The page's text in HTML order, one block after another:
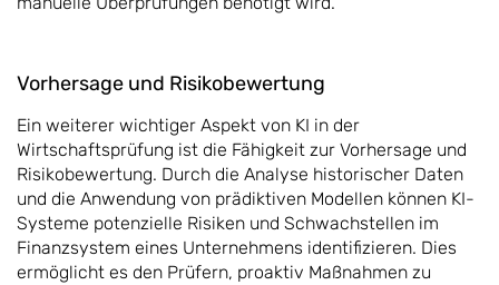
Vorhersage und Risikobewertung
Ein weiterer wichtiger Aspekt von KI in der
Wirtschaftsprüfung ist die Fähigkeit zur Vorhersage und
Risikobewertung. Durch die Analyse historischer Daten
und die Anwendung von prädiktiven Modellen können KI-
Systeme potenzielle Risiken und Schwachstellen im
Finanzsystem eines Unternehmens identifizieren. Dies
ermöglicht es den Prüfern, proaktiv Maßnahmen zu